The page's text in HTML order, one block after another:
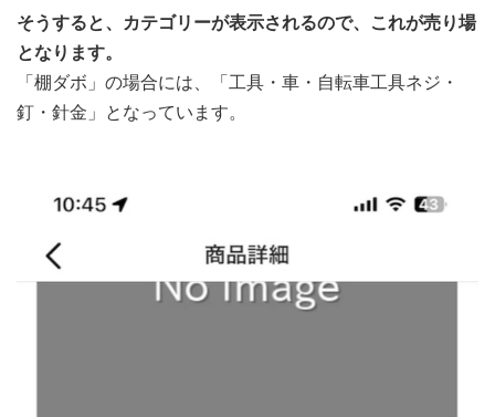
そうすると、カテゴリーが表示されるので、これが売り場
となります。
「棚ダボ」の場合には、「工具・車・自転車工具ネジ・
釘・針金」となっています。